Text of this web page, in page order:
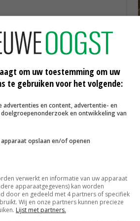
eieren met vogels.
voor andere dieren en dierlijke
regels voor de jacht. Zo is het
in gebieden waar dat
om uw toestemming om uw
te gebruiken voor het volgende:
advertenties en content, advertentie- en
en ontwikkeling van
opslaan en/of openen
verwerkt en informatie van uw apparaat
apparaatgegevens) kan worden
door en gedeeld met 4 partners of specifiek
Wij en onze partners kunnen precieze
Lijst met partners.